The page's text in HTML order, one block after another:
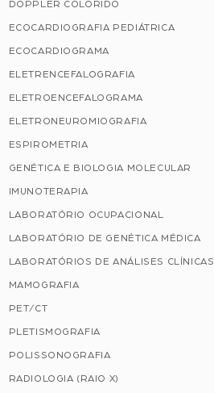
DOPPLER COLORIDO
ECOCARDIOGRAFIA PEDIÁTRICA
ECOCARDIOGRAMA
ELETRENCEFALOGRAFIA
ELETROENCEFALOGRAMA
ELETRONEUROMIOGRAFIA
ESPIROMETRIA
GENÉTICA E BIOLOGIA MOLECULAR
IMUNOTERAPIA
LABORATÓRIO OCUPACIONAL
LABORATÓRIO DE GENÉTICA MÉDICA
LABORATÓRIOS DE ANÁLISES CLÍNICAS
MAMOGRAFIA
PET/CT
PLETISMOGRAFIA
POLISSONOGRAFIA
RADIOLOGIA (RAIO X)